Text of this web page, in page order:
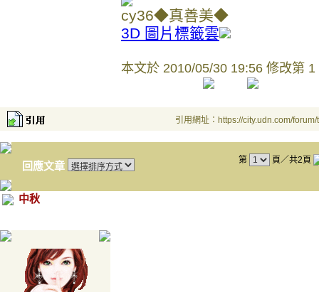
cy36◆真善美◆
3D 圖片標籤雲
本文於 2010/05/30 19:56 修改第 1
引用網址：https://city.udn.com/
回應文章 第 頁／共2頁
中秋